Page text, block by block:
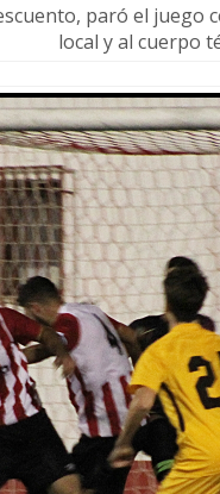
paró el juego
local y al cuerpo